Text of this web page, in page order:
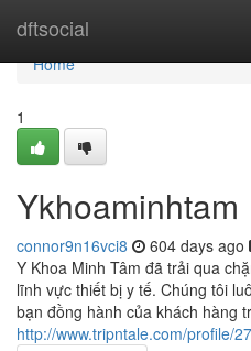
dftsocial
Home
Home
1
Ykhoaminhtam
connor9n16vci8 604 days ago
Y Khoa Minh Tâm đã trải qua
lĩnh vực thiết bị y tế. Chúng tôi
bạn đồng hành của khách hàng
http://www.tripntale.com/profile/